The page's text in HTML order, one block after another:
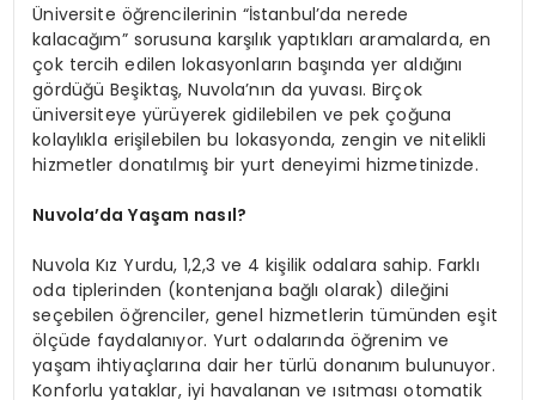
Üniversite öğrencilerinin “İstanbul’da nerede
kalacağım” sorusuna karşılık yaptıkları aramalarda, en
çok tercih edilen lokasyonların başında yer aldığını
gördüğü Beşiktaş, Nuvola’nın da yuvası. Birçok
üniversiteye yürüyerek gidilebilen ve pek çoğuna
kolaylıkla erişilebilen bu lokasyonda, zengin ve nitelikli
hizmetler donatılmış bir yurt deneyimi hizmetinizde.
Nuvola’da Yaşam nasıl?
Nuvola Kız Yurdu, 1,2,3 ve 4 kişilik odalara sahip. Farklı
oda tiplerinden (kontenjana bağlı olarak) dileğini
seçebilen öğrenciler, genel hizmetlerin tümünden eşit
ölçüde faydalanıyor. Yurt odalarında öğrenim ve
yaşam ihtiyaçlarına dair her türlü donanım bulunuyor.
Konforlu yataklar, iyi havalanan ve ısıtması otomatik